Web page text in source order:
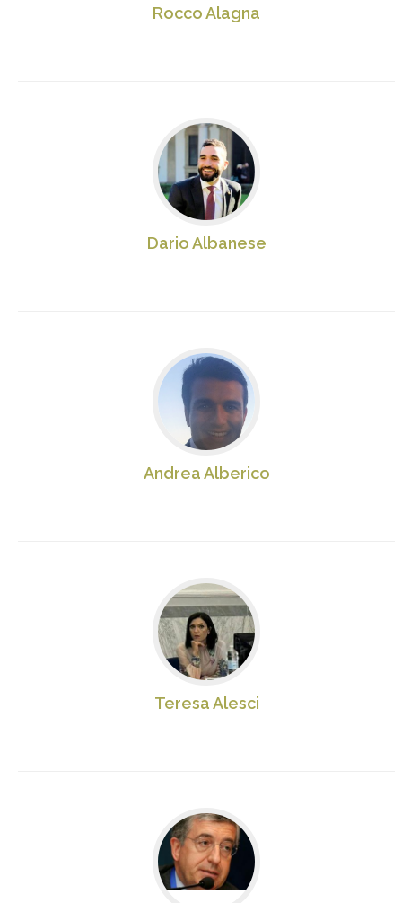
Rocco Alagna
Dario Albanese
Andrea Alberico
Teresa Alesci